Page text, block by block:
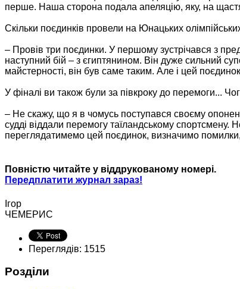
перше. Наша сторона подала апеляцію, яку, на
Скільки поєдинків провели на Юнацьких
– Провів три поєдинки. У першому зустрічався з
наступний бій – з єгиптянином. Він дуже сильний
майстерності, він був саме таким. Але і цей
У фіналі ви також були за півкроку до перемоги...
– Не скажу, що я в чомусь поступався своєму
судді віддали перемогу таїландському
переглядатимемо цей поєдинок, визначимо
Повністю читайте у віддрукованому номері.
Передплатити журнал зараз!
Ігор
ЧЕМЕРИС
Переглядів: 1515
Розділи